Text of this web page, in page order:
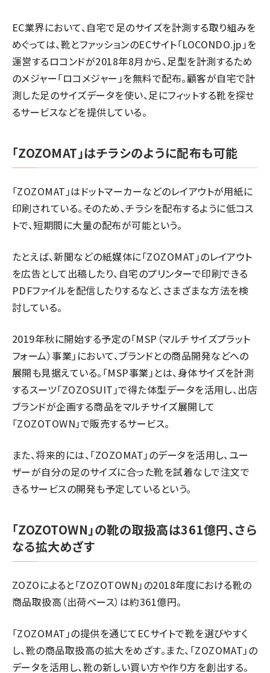
EC業界において、自宅で足のサイズを計測する取り組みを
めぐっては、靴とファッションのECサイト「LOCONDO.jp」を
運営するロコンドが2018年8月から、足型を計測するため
のメジャー「ロコメジャー」を無料で配布。顧客が自宅で計
測した足のサイズデータを使い、足にフィットする靴を探せ
るサービスなどを提供している。
「ZOZOMAT」はチラシのように配布も可能
「ZOZOMAT」はドットマーカーなどのレイアウトが用紙に
印刷されている。そのため、チラシを配布するように低コス
トで、短期間に大量の配布が可能という。
たとえば、新聞などの紙媒体に「ZOZOMAT」のレイアウト
を広告として出稿したり、自宅のプリンターで印刷できる
PDFファイルを配信したりするなど、さまざまな方法を検
討している。
2019年秋に開始する予定の「MSP（マルチサイズプラット
フォーム）事業」において、ブランドとの商品開発などへの
展開も見据えている。「MSP事業」とは、身体サイズを計測
するスーツ「ZOZOSUIT」で得た体型データを活用し、出店
ブランドが企画する商品をマルチサイズ展開して
「ZOZOTOWN」で販売するサービス。
また、将来的には、「ZOZOMAT」のデータを活用し、ユー
ザーが自分の足のサイズに合った靴を試着なしで注文で
きるサービスの開発も予定しているという。
「ZOZOTOWN」の靴の取扱高は361億円、さら
なる拡大めざす
ZOZOによると「ZOZOTOWN」の2018年度における靴の
商品取扱高（出荷ベース）は約361億円。
「ZOZOMAT」の提供を通じてECサイトで靴を選びやすく
し、靴の商品取扱高の拡大をめざす。また、「ZOZOMAT」の
データを活用し、靴の新しい買い方や作り方を創出する。